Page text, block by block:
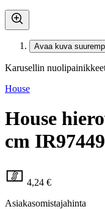
Avaa kuva
Karusellin
House
House
cm IR97449
4,24 €
Asiakasomistajahinta